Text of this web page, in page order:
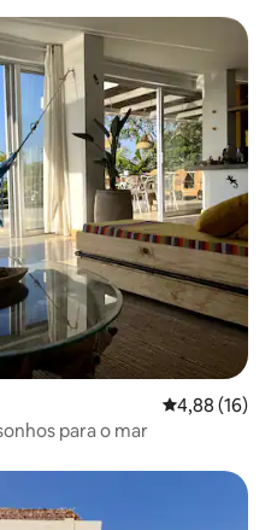
4,88 de uma
4,88 (16)
para o mar